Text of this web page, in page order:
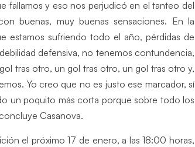
fallamos y eso nos perjudicó en el tanteo del
buenas, muy buenas sensaciones. En la
estamos sufriendo todo el año, pérdidas de
defensiva, no tenemos contundencia,
tras otro, un gol tras otro, un gol tras otro y,
Yo creo que no es justo ese marcador, sí
un poquito más corta porque sobre todo los
Casanova.
el próximo 17 de enero, a las 18:00 horas,